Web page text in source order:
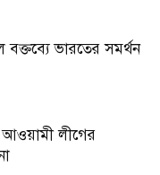
বক্তব্যে ভারতের সমর্থন
লীগের